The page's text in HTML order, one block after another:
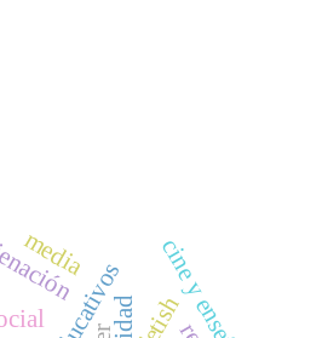
fetish
media